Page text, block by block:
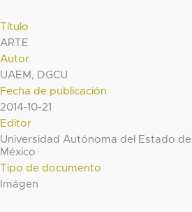
Título
ARTE
Autor
UAEM, DGCU
Fecha de publicación
2014-10-21
Editor
Universidad Autónoma del Estado de
México
Tipo de documento
Imágen